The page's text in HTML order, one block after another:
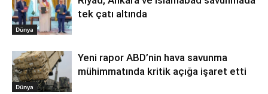
Dünya
tek çatı altında
Dünya
Yeni rapor ABD’nin hava savunma
mühimmatında kritik açığa işaret etti